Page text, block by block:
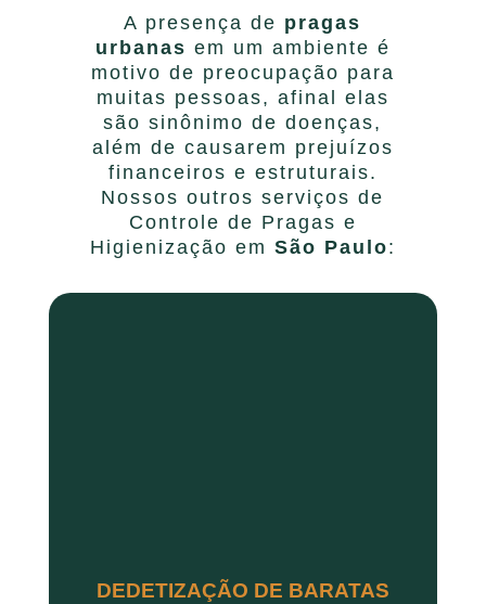
A presença de pragas
urbanas em um ambiente é
motivo de preocupação para
muitas pessoas, afinal elas
são sinônimo de doenças,
além de causarem prejuízos
financeiros e estruturais.
Nossos outros serviços de
Controle de Pragas e
Higienização em São Paulo:
DEDETIZAÇÃO DE BARATAS